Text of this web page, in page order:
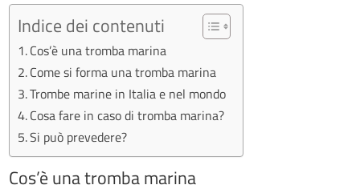
Indice dei contenuti
Cos’è una tromba marina
Come si forma una tromba marina
Trombe marine in Italia e nel mondo
Cosa fare in caso di tromba marina?
Si può prevedere?
Cos’è una tromba marina